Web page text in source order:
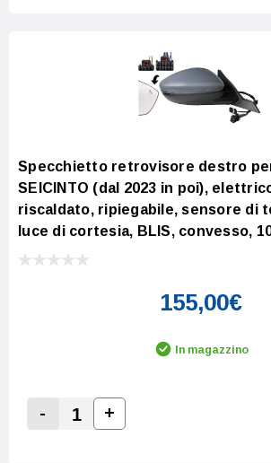
Specchietto retrovisore destro
SEICINTO (dal 2023 in poi),
riscaldato, ripiegabile, sensore di
luce di cortesia, BLIS, convesso,
155,00€
In magazzino
Decrease Quantity:
-
Increase Quantity:
+